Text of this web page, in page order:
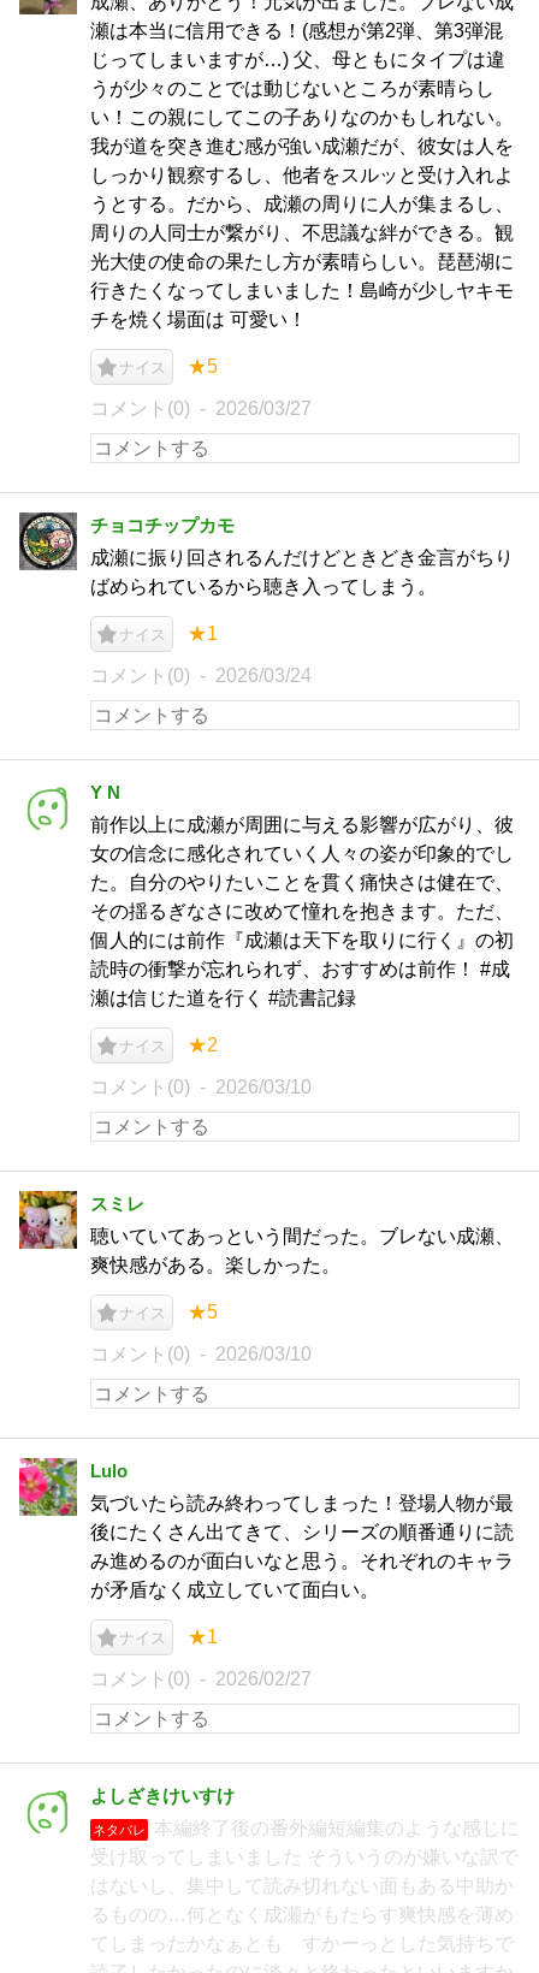
瀬は本当に信用できる！(感想が第2弾、第3弾混
じってしまいますが…) 父、母ともにタイプは違
うが少々のことでは動じないところが素晴らし
い！この親にしてこの子ありなのかもしれない。
我が道を突き進む感が強い成瀬だが、彼女は人を
しっかり観察するし、他者をスルッと受け入れよ
うとする。だから、成瀬の周りに人が集まるし、
周りの人同士が繋がり、不思議な絆ができる。観
光大使の使命の果たし方が素晴らしい。琵琶湖に
行きたくなってしまいました！島崎が少しヤキモ
チを焼く場面は 可愛い！
ナイス ★5
コメント(0) 2026/03/27
チョコチップカモ
成瀬に振り回されるんだけどときどき金言がちり
ばめられているから聴き入ってしまう。
ナイス ★1
コメント(0) 2026/03/24
Y N
​前作以上に成瀬が周囲に与える影響が広がり、彼
女の信念に感化されていく人々の姿が印象的でし
た。自分のやりたいことを貫く痛快さは健在で、
その揺るぎなさに改めて憧れを抱きます。ただ、
個人的には前作『成瀬は天下を取りに行く』の初
読時の衝撃が忘れられず、おすすめは前作！ #成
瀬は信じた道を行く #読書記録
ナイス ★2
コメント(0) 2026/03/10
スミレ
聴いていてあっという間だった。ブレない成瀬、
爽快感がある。楽しかった。
ナイス ★5
コメント(0) 2026/03/10
Lulo
気づいたら読み終わってしまった！登場人物が最
後にたくさん出てきて、シリーズの順番通りに読
み進めるのが面白いなと思う。それぞれのキャラ
が矛盾なく成立していて面白い。
ナイス ★1
コメント(0) 2026/02/27
よしざきけいすけ
ネタバレ
本編終了後の番外編短編集のような感じに
受け取ってしまいました そういうのが嫌いな訳で
はないし、集中して読み切れない面もある中助か
るものの…何となく成瀬がもたらす爽快感を薄め
てしまったかなぁとも すかーっとした気持ちで